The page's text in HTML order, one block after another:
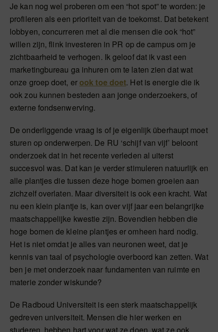
Je kan nog wel proberen om een “hot spot” te worden: je
profileren als een prioriteit van de toekomst. Dat betekent
lobbyen, concurreren met al die mensen die ook “hot”
willen zijn, flink investeren in PR op de campus om je
zichtbaarheid te verhogen. Ik geloof dat ik vast een
marketingbureau ga inhuren om te laten zien dat wat
onze groep doet, erook toe doet. Het is energie die ik
ook zou kunnen besteden aan jonge onderzoekers, of
externe fondsenwerving.
De onderliggende vraag is of je eigenlijk überhaupt moet
sturen op onderwerpen. De RU ‘schijf van vijf’ beloont
onderzoek dat in het recente verleden al uiterst
succesvol was. Dat kan je verder stimuleren natuurlijk en
alle plantjes die tussen deze hoge bomen groeien aan
zichzelf overlaten. Maar diversiteit is ook een kracht. Wat
nu een klein plantje is, kan over vijf jaar een belangrijke
maatschappelijke kwestie zijn. Bovendien hebben die
hoge bomen de kleine plantjes er omheen hard nodig.
Het is niet omdat je alles van neuronen weet, dat je
kennis van taal of psychologie overboord kan zetten. Wat
ben je met onderzoek naar fundamenten van ruimte en
materie zonder wiskunde?
De Radboud Universiteit is een sterk maatschappelijk
gedreven universiteit. Mensen die hier werken en